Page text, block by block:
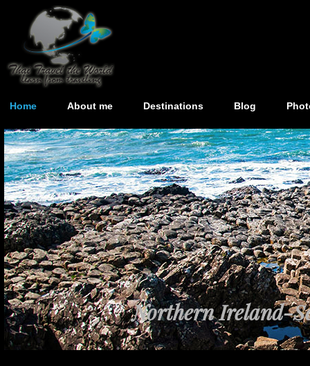
Home About me Destinations Blog
Northern Ireland-